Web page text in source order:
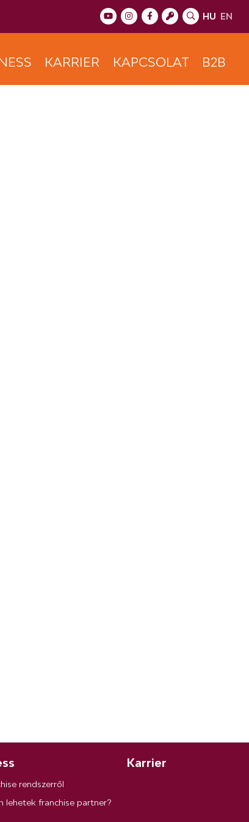
HU EN
KARRIER KAPCSOLAT B2B
rendszerről
lehetek franchise partner?
Karrier